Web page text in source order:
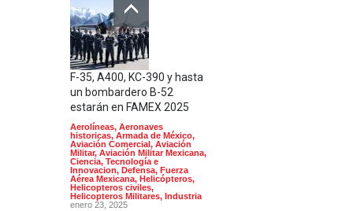
F-35, A400, KC-390 y hasta
un bombardero B-52
estarán en FAMEX 2025
Aerolíneas, Aeronaves
historicas, Armada de México,
Aviación Comercial , Aviación
Militar, Aviación Militar Mexicana,
Ciencia, Tecnología e
Innovacion, Defensa, Fuerza
Aérea Mexicana, Helicópteros,
Helicopteros civiles,
Helicopteros Militares, Industria
enero 23, 2025